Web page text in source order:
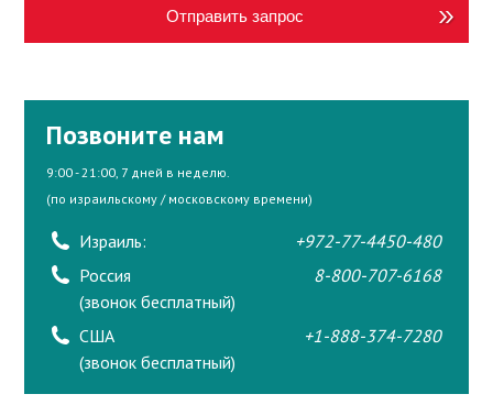
Отправить запрос
Позвоните нам
9:00 - 21:00, 7 дней в неделю.
(по израильскому / московскому времени)
Израиль:
+972-77-4450-480
Россия
(звонок бесплатный)
8-800-707-6168
США
(звонок бесплатный)
+1-888-374-7280